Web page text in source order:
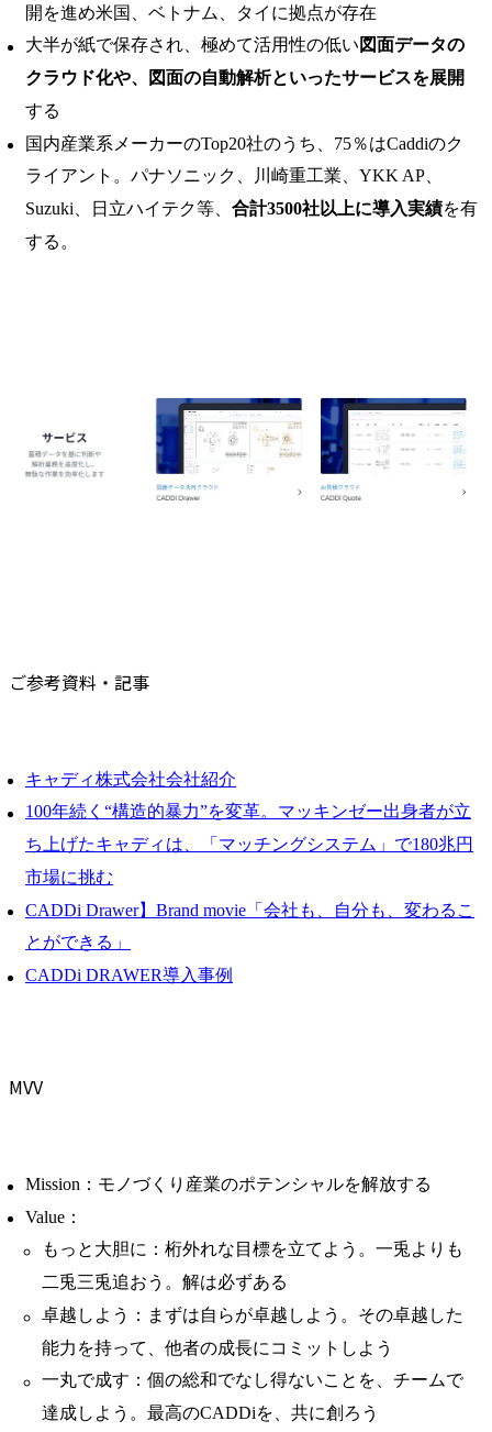
開を進め米国、ベトナム、タイに拠点が存在
大半が紙で保存され、極めて活用性の低い 図面データの
クラウド化や、図面の自動解析といったサービスを展開
する
国内産業系メーカーのTop20社のうち、75％はCaddiのク
ライアント。パナソニック、川崎重工業、YKK AP、
Suzuki、日立ハイテク等、 合計3500社以上に導入実績を有
する。
ご参考資料・記事
キャディ株式会社会社紹介
100年続く“構造的暴力”を変革。マッキンゼー出身者が立
ち上げたキャディは、「マッチングシステム」で180兆円
市場に挑む
CADDi Drawer】Brand movie「会社も、自分も、変わるこ
とができる」
CADDi DRAWER導入事例
MVV
Mission：モノづくり産業のポテンシャルを解放する
Value：
もっと大胆に：桁外れな目標を立てよう。一兎よりも
二兎三兎追おう。解は必ずある
卓越しよう：まずは自らが卓越しよう。その卓越した
能力を持って、他者の成長にコミットしよう
一丸で成す：個の総和でなし得ないことを、チームで
達成しよう。最高のCADDiを、共に創ろう